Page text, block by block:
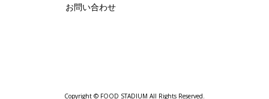
お問い合わせ
Copyright © FOOD STADIUM All Rights Reserved.